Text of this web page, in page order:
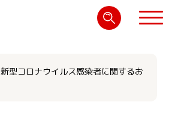
新型コロナウイルス感染者に関するお